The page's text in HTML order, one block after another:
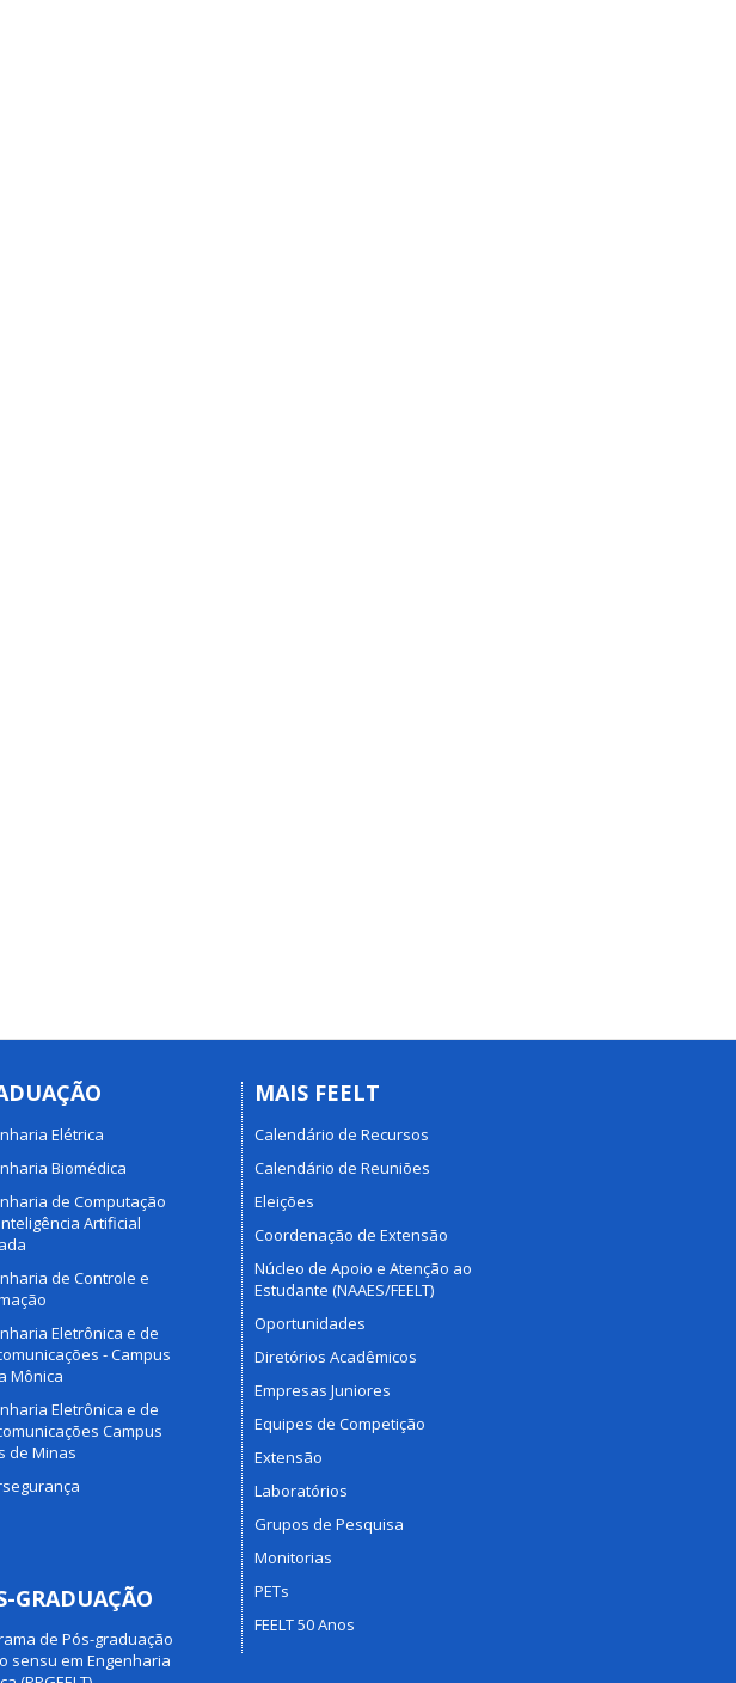
Elétrica
Biomédica
de Computação
Artificial
de Controle e
Eletrônica e de
- Campus
Mônica
Eletrônica e de
Campus
de Minas
GRADUAÇÃO
de Pós-graduação
sensu em Engenharia
MAIS FEELT
Calendário de Recursos
Calendário de Reuniões
Eleições
Coordenação de Extensão
Núcleo de Apoio e Atenção ao
Estudante (NAAES/FEELT)
Oportunidades
Diretórios Acadêmicos
Empresas Juniores
Equipes de Competição
Extensão
Laboratórios
Grupos de Pesquisa
Monitorias
PETs
FEELT 50 Anos